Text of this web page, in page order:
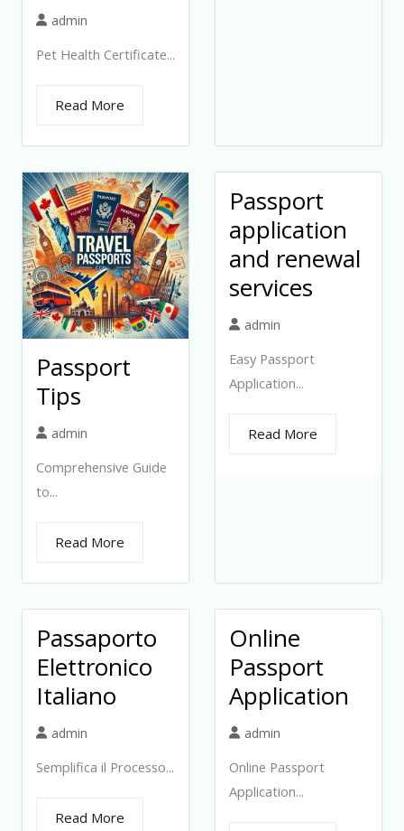
admin
Pet Health Certificate...
Read More
Passport
Tips
admin
Comprehensive Guide
to...
Read More
Passport
application
and renewal
services
admin
Easy Passport
Application...
Read More
Passaporto
Elettronico
Italiano
admin
Semplifica il Processo...
Read More
Online
Passport
Application
admin
Online Passport
Application...